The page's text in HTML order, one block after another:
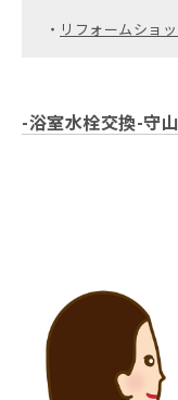
・ リフォームショ
-浴室水栓交換-守